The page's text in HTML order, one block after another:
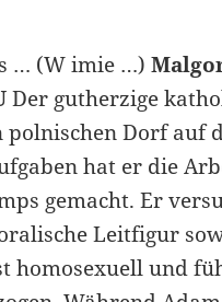
… (W imie …)
Der gutherzige
polnischen Dorf auf
hat er die
gemacht. Er
Leitfigur
homosexuell und